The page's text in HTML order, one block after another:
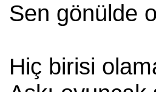
Sen gönülde
Hiç birisi